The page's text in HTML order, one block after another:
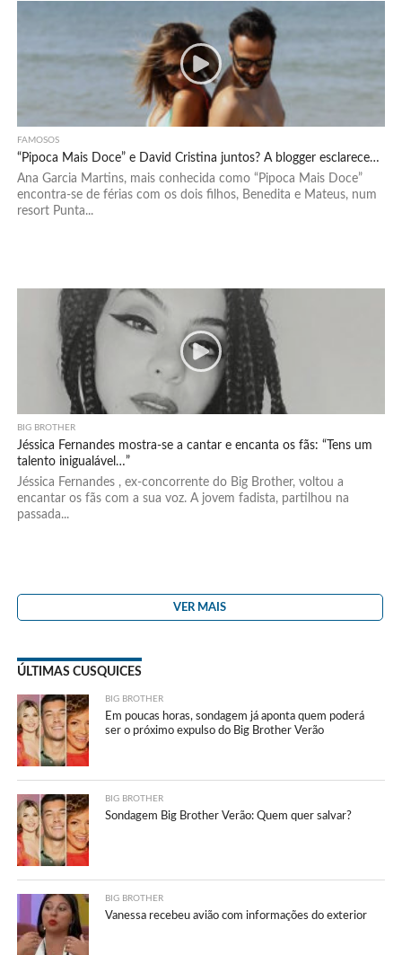
FAMOSOS
“Pipoca Mais Doce” e David Cristina juntos? A blogger esclarece…
Ana Garcia Martins, mais conhecida como “Pipoca Mais Doce”
encontra-se de férias com os dois filhos, Benedita e Mateus, num
resort Punta...
BIG BROTHER
Jéssica Fernandes mostra-se a cantar e encanta os fãs: “Tens um
talento inigualável…”
Jéssica Fernandes , ex-concorrente do Big Brother, voltou a
encantar os fãs com a sua voz. A jovem fadista, partilhou na
passada...
VER MAIS
ÚLTIMAS CUSQUICES
BIG BROTHER
Em poucas horas, sondagem já aponta quem poderá
ser o próximo expulso do Big Brother Verão
BIG BROTHER
Sondagem Big Brother Verão: Quem quer salvar?
BIG BROTHER
Vanessa recebeu avião com informações do exterior